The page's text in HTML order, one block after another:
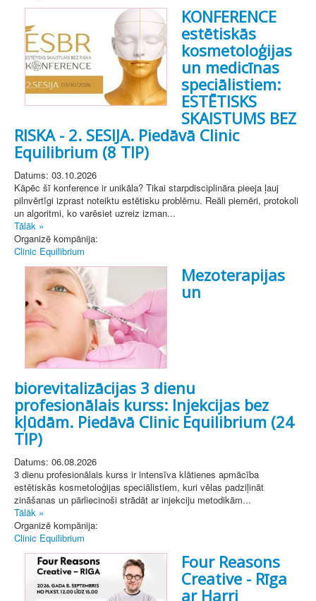
KONFERENCE
estētiskās
kosmetoloģijas
un medicīnas
speciālistiem:
ESTĒTISKS
SKAISTUMS BEZ
RISKA - 2. SESIJA. Piedāvā Clinic
Equilibrium (8 TIP)
Datums: 03.10.2026
Kāpēc šī konference ir unikāla? Tikai starpdisciplināra pieeja ļauj
pilnvērtīgi izprast noteiktu estētisku problēmu. Reāli piemēri, protokoli
un algoritmi, ko varēsiet uzreiz izman...
Tālāk »
Organizē kompānija:
Clinic Equilibrium
Mezoterapijas
un
biorevitalizācijas 3 dienu
profesionālais kurss: Injekcijas bez
kļūdām. Piedāvā Clinic Equilibrium (24
TIP)
Datums: 06.08.2026
3 dienu profesionālais kurss ir intensīva klātienes apmācība
estētiskās kosmetoloģijas speciālistiem, kuri vēlas padziļināt
zināšanas un pārliecinoši strādāt ar injekciju metodikām...
Tālāk »
Organizē kompānija:
Clinic Equilibrium
Four Reasons
Creative - Rīga
ar Harri